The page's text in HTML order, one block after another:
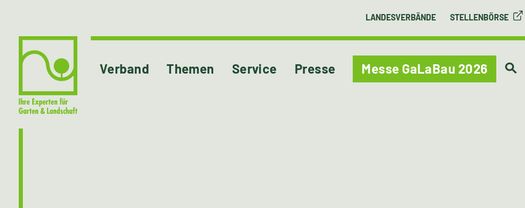
LANDESVERBÄNDE STELLENBÖRSE
Verband Themen Service Presse Messe GaLaBau 2026